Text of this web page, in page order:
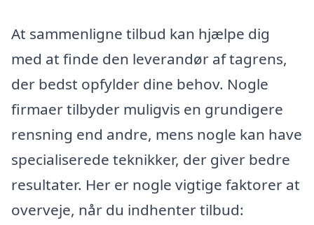
At sammenligne tilbud kan hjælpe dig
med at finde den leverandør af tagrens,
der bedst opfylder dine behov. Nogle
firmaer tilbyder muligvis en grundigere
rensning end andre, mens nogle kan have
specialiserede teknikker, der giver bedre
resultater. Her er nogle vigtige faktorer at
overveje, når du indhenter tilbud: